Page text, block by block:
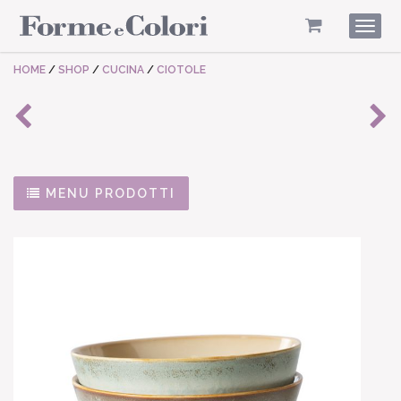
HOME / SHOP / CUCINA / CIOTOLE
MENU PRODOTTI